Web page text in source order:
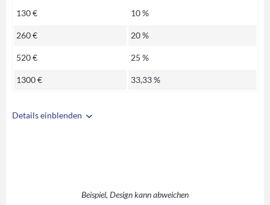
Details einblenden
Beispiel, Design kann abweichen
130 €
10 %
260 € 20 %
520 € 25 %
1300 € 33,33 %